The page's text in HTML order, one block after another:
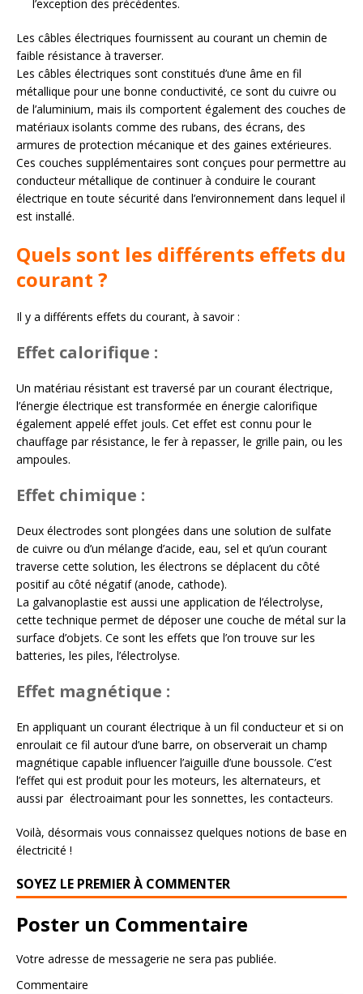
l’exception des précédentes.
Les câbles électriques fournissent au courant un chemin de
faible résistance à traverser.
Les câbles électriques sont constitués d’une âme en fil
métallique pour une bonne conductivité, ce sont du cuivre ou
de l’aluminium, mais ils comportent également des couches de
matériaux isolants comme des rubans, des écrans, des
armures de protection mécanique et des gaines extérieures.
Ces couches supplémentaires sont conçues pour permettre au
conducteur métallique de continuer à conduire le courant
électrique en toute sécurité dans l’environnement dans lequel il
est installé.
Quels sont les différents effets du
courant ?
Il y a différents effets du courant, à savoir :
Effet calorifique :
Un matériau résistant est traversé par un courant électrique,
l’énergie électrique est transformée en énergie calorifique
également appelé effet jouls. Cet effet est connu pour le
chauffage par résistance, le fer à repasser, le grille pain, ou les
ampoules.
Effet chimique :
Deux électrodes sont plongées dans une solution de sulfate
de cuivre ou d’un mélange d’acide, eau, sel et qu’un courant
traverse cette solution, les électrons se déplacent du côté
positif au côté négatif (anode, cathode).
La galvanoplastie est aussi une application de l’électrolyse,
cette technique permet de déposer une couche de métal sur la
surface d’objets. Ce sont les effets que l’on trouve sur les
batteries, les piles, l’électrolyse.
Effet magnétique :
En appliquant un courant électrique à un fil conducteur et si on
enroulait ce fil autour d’une barre, on observerait un champ
magnétique capable influencer l’aiguille d’une boussole. C’est
l’effet qui est produit pour les moteurs, les alternateurs, et
aussi par électroaimant pour les sonnettes, les contacteurs.
Voilà, désormais vous connaissez quelques notions de base en
électricité !
SOYEZ LE PREMIER À COMMENTER
Poster un Commentaire
Votre adresse de messagerie ne sera pas publiée.
Commentaire